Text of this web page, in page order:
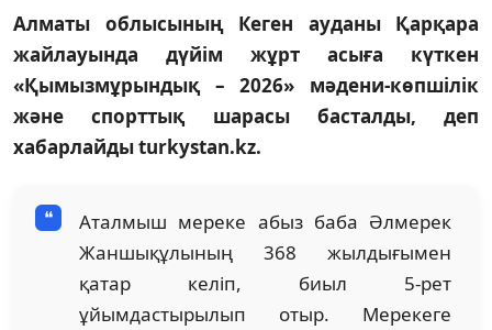
Алматы облысының Кеген ауданы Қарқара
жайлауында дүйім жұрт асыға күткен
«Қымызмұрындық – 2026» мәдени-көпшілік
және спорттық шарасы басталды, деп
хабарлайды turkystan.kz.
Аталмыш мереке абыз баба Әлмерек
Жаншықұлының 368 жылдығымен
қатар келіп, биыл 5-рет
ұйымдастырылып отыр. Мерекеге